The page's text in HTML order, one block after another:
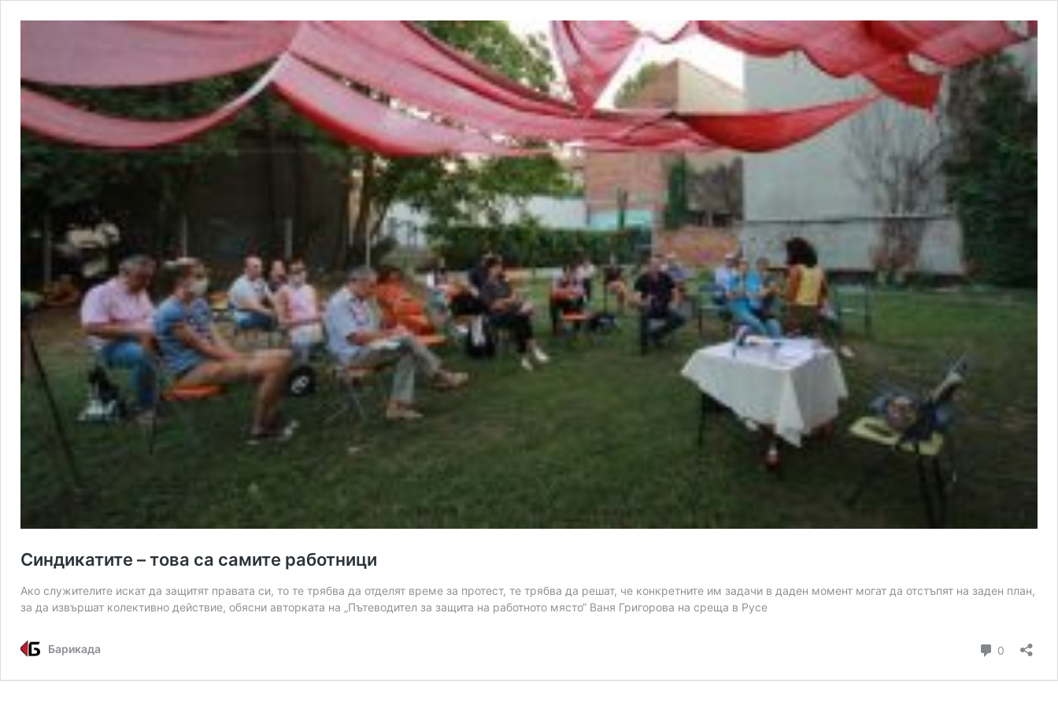
Синдикатите – това са самите работници
Ако служителите искат да защитят правата си, то те трябва да отделят време за протест, те трябва да решат, че конкретните им задачи в даден момент могат да отстъпят на заден план,
за да извършат колективно действие, обясни авторката на „Пътеводител за защита на работното място“ Ваня Григорова на среща в Русе
Барикада 0